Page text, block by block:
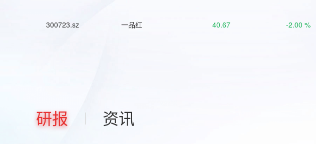
300723.sz 一品红 40.67 -2.00 %
研报 资讯